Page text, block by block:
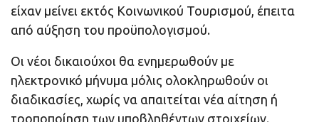
είχαν μείνει εκτός Κοινωνικού Τουρισμού, έπειτα
από αύξηση του προϋπολογισμού.
Οι νέοι δικαιούχοι θα ενημερωθούν με
ηλεκτρονικό μήνυμα μόλις ολοκληρωθούν οι
διαδικασίες, χωρίς να απαιτείται νέα αίτηση ή
τροποποίηση των υποβληθέντων στοιχείων.